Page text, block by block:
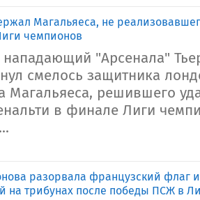
Магальяеса, не
чемпионов
"Арсенала"
смелось защитника
Магальяеса, решившего
в финале Лиги
разорвала французский флаг и
на трибунах после победы ПСЖ в